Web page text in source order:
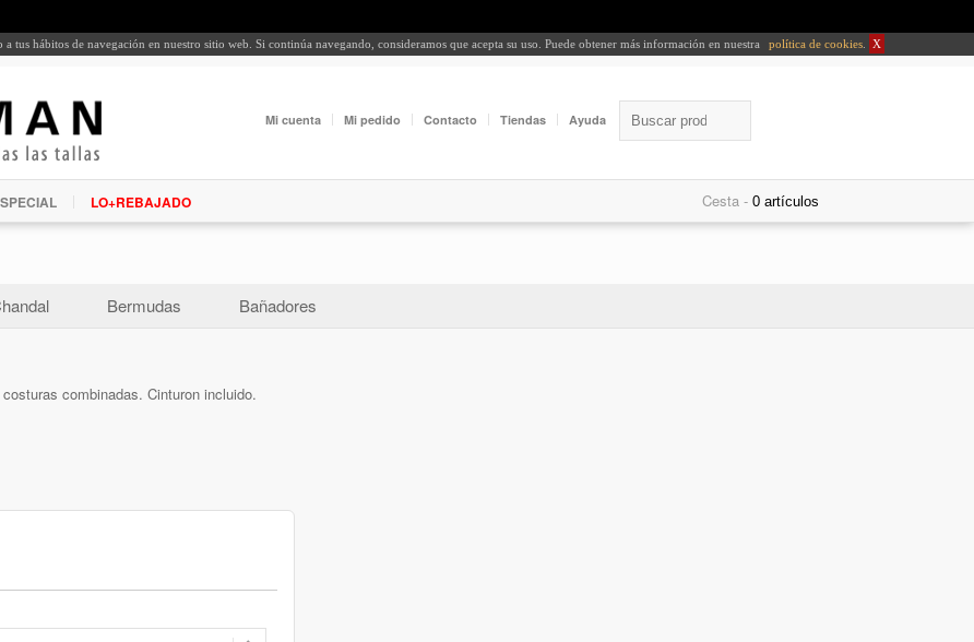
tus hábitos de navegación en nuestro sitio web. Si continúa navegando, consideramos que acepta su uso. Puede obtener más información en nuestra política de cookies X
Mi cuenta Mi pedido Contacto Tiendas Ayuda
LO+REBAJADO Cesta -
Bermudas Bañadores
combinadas. Cinturon incluido.